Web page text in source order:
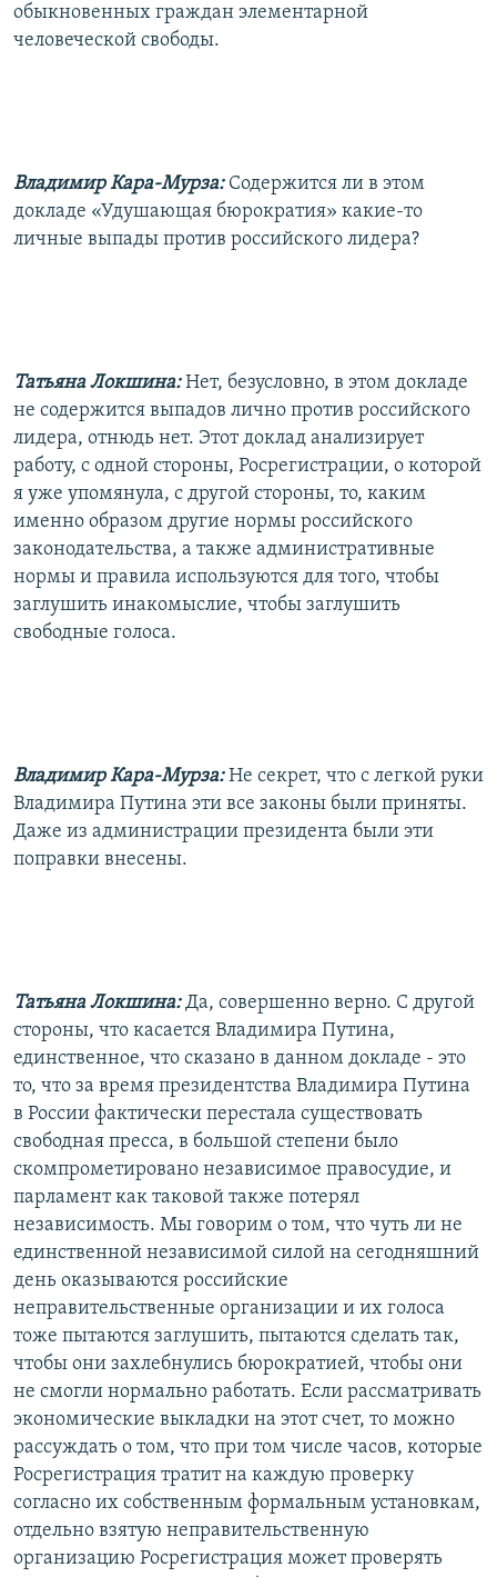
обыкновенных граждан элементарной
человеческой свободы.
Владимир Кара-Мурза: Содержится ли в этом
докладе «Удушающая бюрократия» какие-то
личные выпады против российского лидера?
Татьяна Локшина:Нет, безусловно, в этом докладе
не содержится выпадов лично против российского
лидера, отнюдь нет. Этот доклад анализирует
работу, с одной стороны, Росрегистрации, о которой
я уже упомянула, с другой стороны, то, каким
именно образом другие нормы российского
законодательства, а также административные
нормы и правила используются для того, чтобы
заглушить инакомыслие, чтобы заглушить
свободные голоса.
Владимир Кара-Мурза:Не секрет, что с легкой руки
Владимира Путина эти все законы были приняты.
Даже из администрации президента были эти
поправки внесены.
Татьяна Локшина:Да, совершенно верно. С другой
стороны, что касается Владимира Путина,
единственное, что сказано в данном докладе - это
то, что за время президентства Владимира Путина
в России фактически перестала существовать
свободная пресса, в большой степени было
скомпрометировано независимое правосудие, и
парламент как таковой также потерял
независимость. Мы говорим о том, что чуть ли не
единственной независимой силой на сегодняшний
день оказываются российские
неправительственные организации и их голоса
тоже пытаются заглушить, пытаются сделать так,
чтобы они захлебнулись бюрократией, чтобы они
не смогли нормально работать. Если рассматривать
экономические выкладки на этот счет, то можно
рассуждать о том, что при том числе часов, которые
Росрегистрация тратит на каждую проверку
согласно их собственным формальным установкам,
отдельно взятую неправительственную
организацию Росрегистрация может проверять